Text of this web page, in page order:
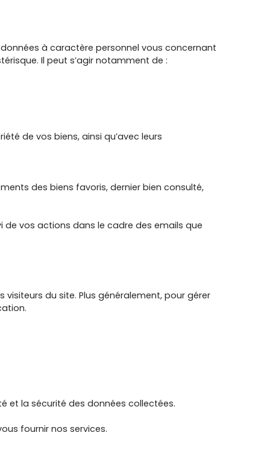
à caractère personnel vous concernant
Il peut s’agir notamment de :
de vos biens, ainsi qu’avec leurs
des biens favoris, dernier bien consulté,
vos actions dans le cadre des emails que
du site. Plus généralement, pour gérer
et la sécurité des données collectées.
fournir nos services.